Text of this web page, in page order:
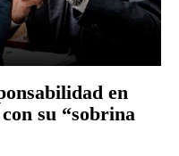
en
su “sobrina